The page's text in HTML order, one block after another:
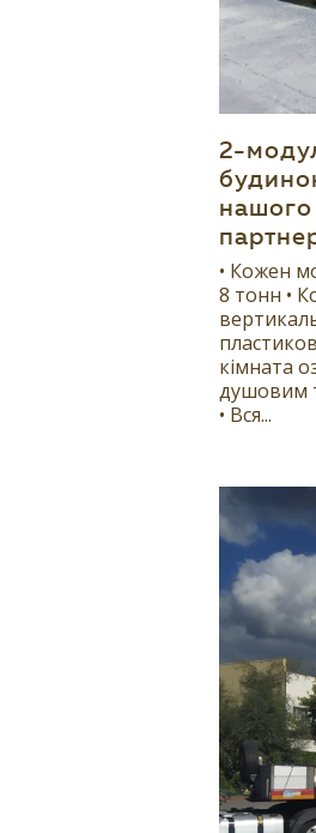
2-
нашого
• Кожен
8 тонн •
кімната
душовим
• Вся...